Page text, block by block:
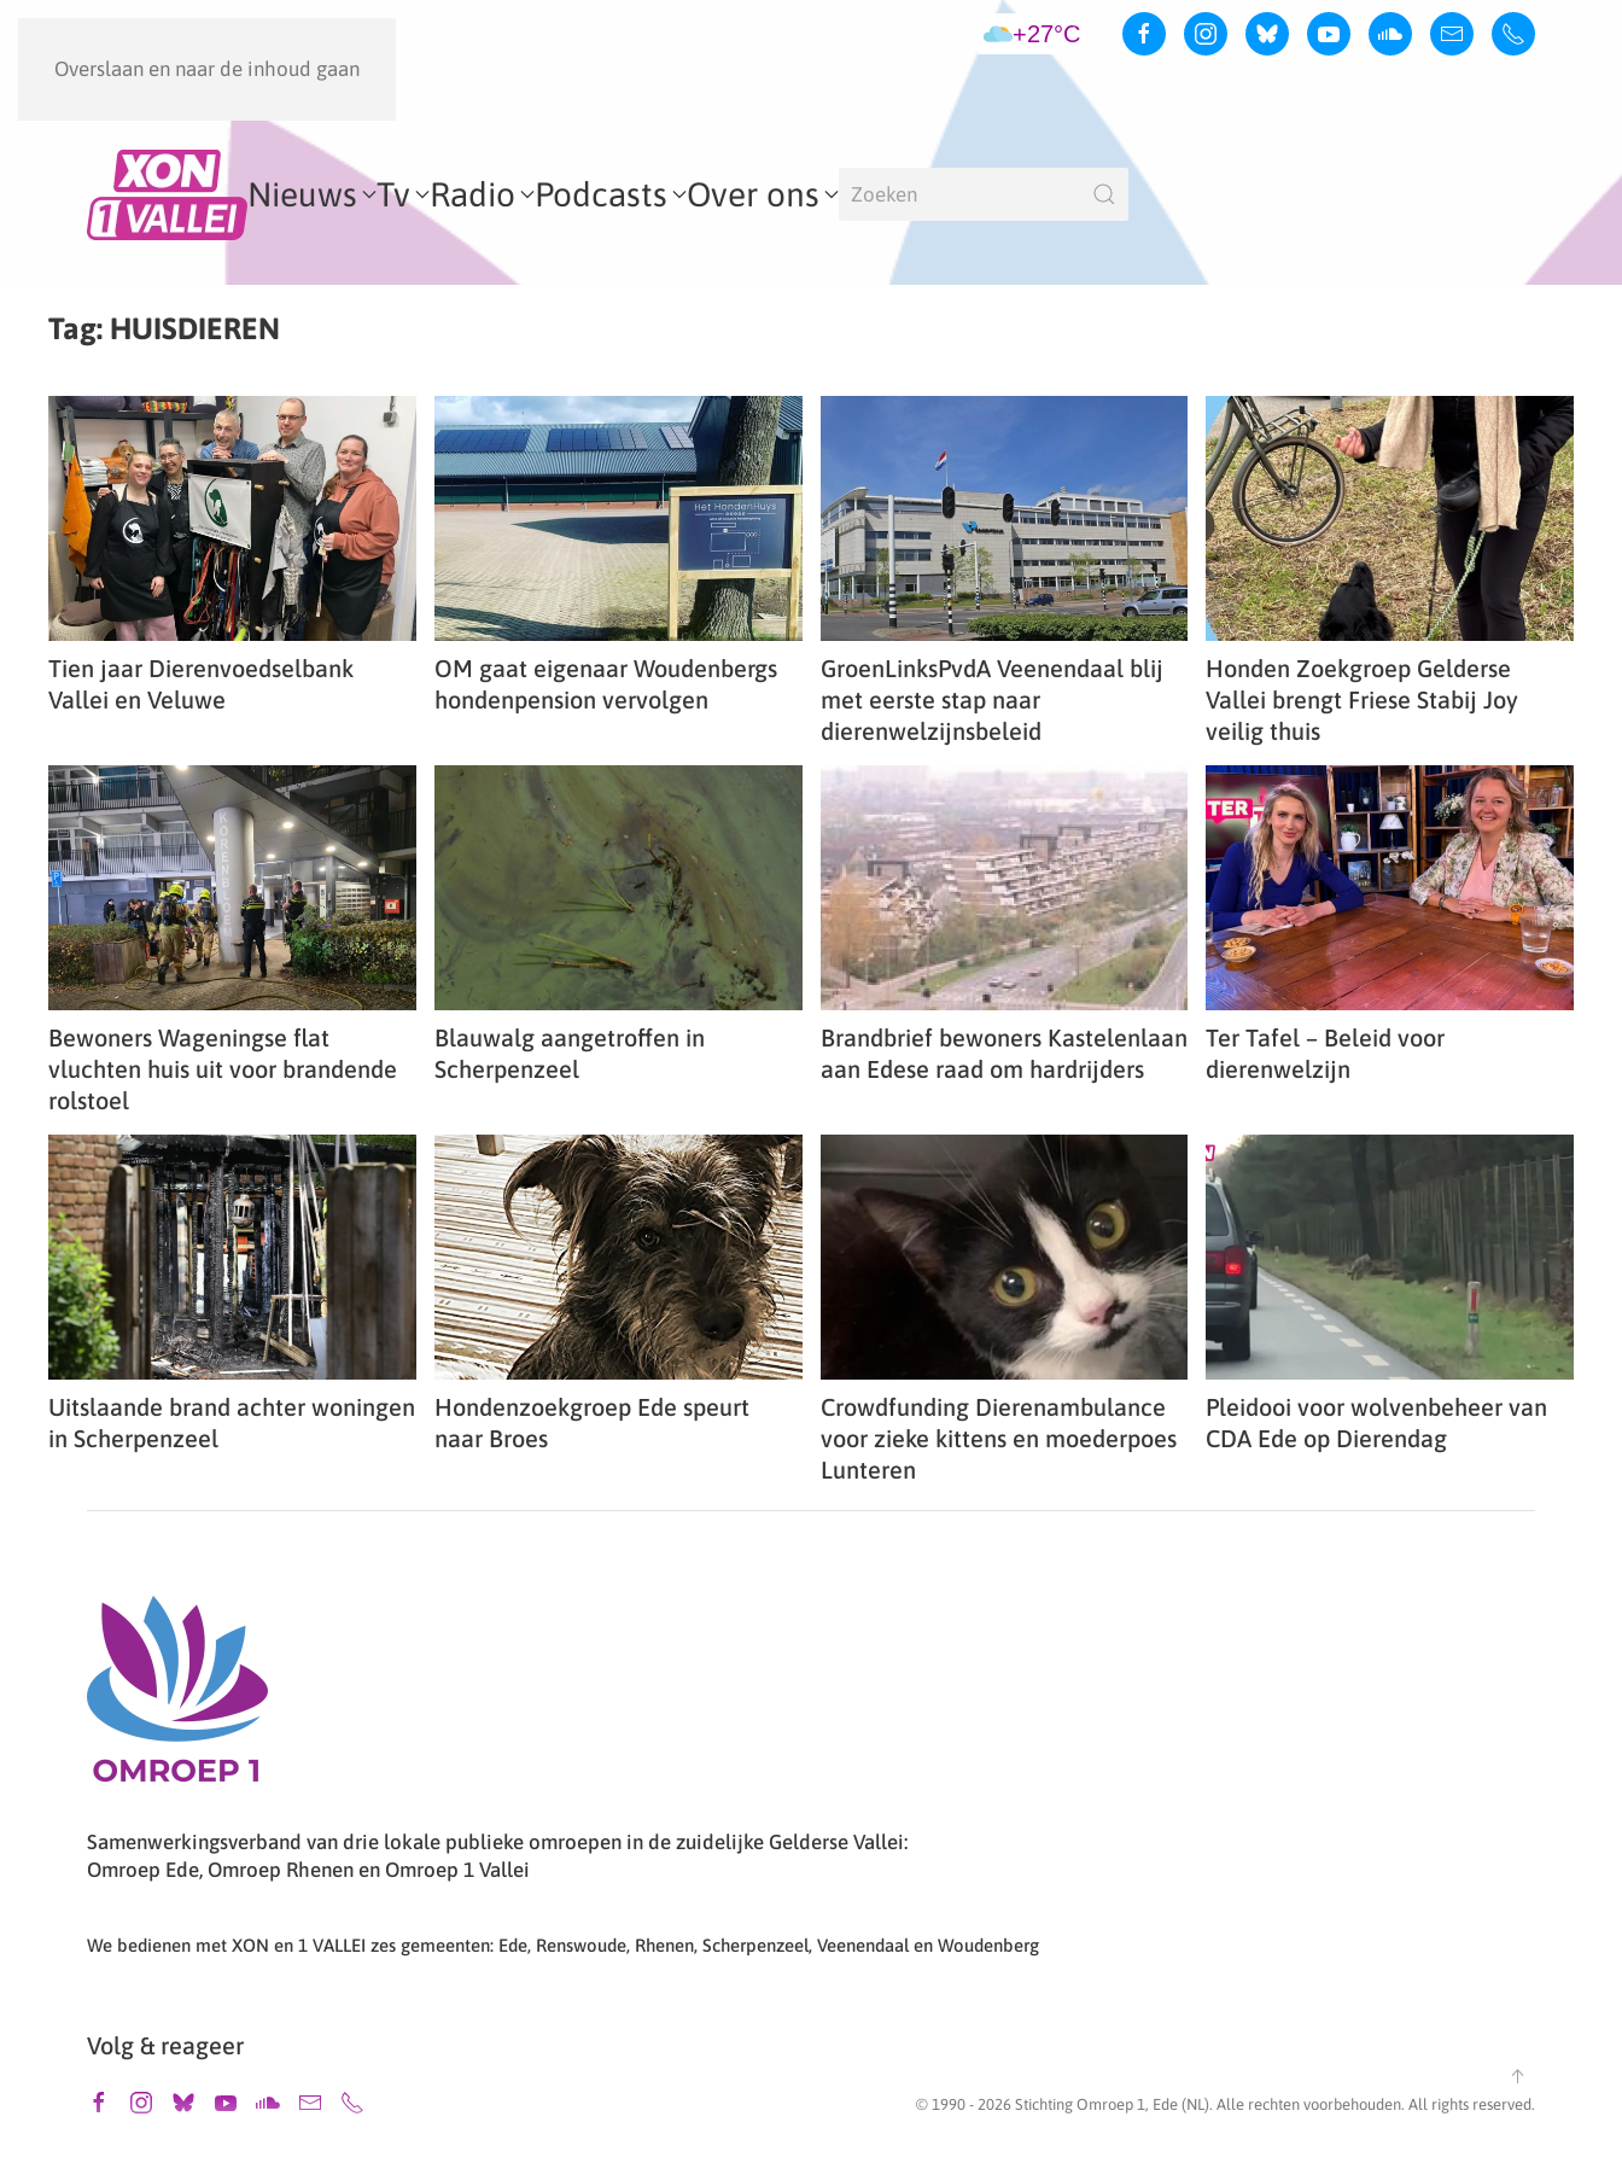
Overslaan en naar de inhoud gaan
+27°C
Nieuws Tv Radio Podcasts Over ons
Tag: HUISDIEREN
Tien jaar Dierenvoedselbank
Vallei en Veluwe
OM gaat eigenaar Woudenbergs
hondenpension vervolgen
GroenLinksPvdA Veenendaal blij
met eerste stap naar
dierenwelzijnsbeleid
Honden Zoekgroep Gelderse
Vallei brengt Friese Stabij Joy
veilig thuis
Bewoners Wageningse flat
vluchten huis uit voor brandende
rolstoel
Blauwalg aangetroffen in
Scherpenzeel
Brandbrief bewoners Kastelenlaan
aan Edese raad om hardrijders
Ter Tafel – Beleid voor
dierenwelzijn
Uitslaande brand achter woningen
in Scherpenzeel
Hondenzoekgroep Ede speurt
naar Broes
Crowdfunding Dierenambulance
voor zieke kittens en moederpoes
Lunteren
Pleidooi voor wolvenbeheer van
CDA Ede op Dierendag
Samenwerkingsverband van drie lokale publieke omroepen in de zuidelijke Gelderse Vallei:
Omroep Ede, Omroep Rhenen en Omroep 1 Vallei
We bedienen met XON en 1 VALLEI zes gemeenten: Ede, Renswoude, Rhenen, Scherpenzeel, Veenendaal en Woudenberg
Volg & reageer
© 1990 - 2026 Stichting Omroep 1, Ede (NL). Alle rechten voorbehouden. All rights reserved.